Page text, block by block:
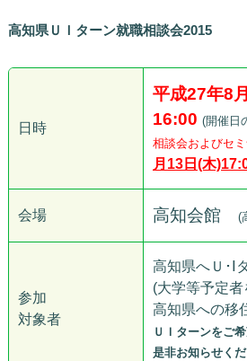
高知県ＵＩターン就職相談会2015
日時
平成27年8
16:00 (開催日
相談会およびセ
月13日(木
会場 高知会館 (
参加
対象者
高知県へＵ･Ⅰ
(大学等予定
高知県への移
ＵＩターンをご
是非お知らせくだ